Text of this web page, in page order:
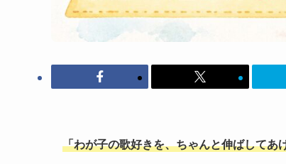
「わが子の歌好きを、ちゃんと伸ばしてあ